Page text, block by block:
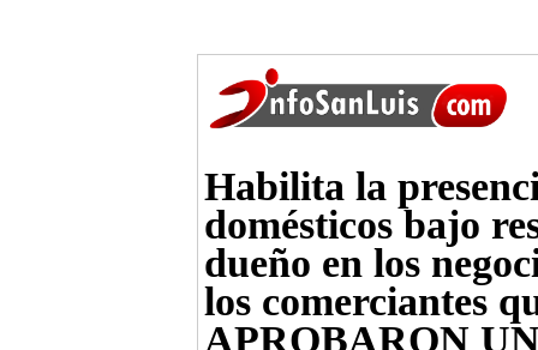
Habilita la
domésticos bajo
dueño en los
los comerciantes
APROBARON